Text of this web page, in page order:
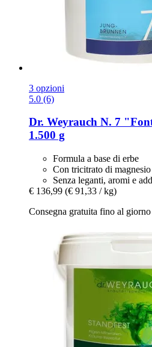
3 opzioni
5.0 (6)
Dr. Weyrauch N. 7
1.500 g
Formula a base di erbe
Con tricitrato di magnesio
Senza leganti, aromi e
€ 136,99 (€ 91,33 / kg)
Consegna gratuita fino al